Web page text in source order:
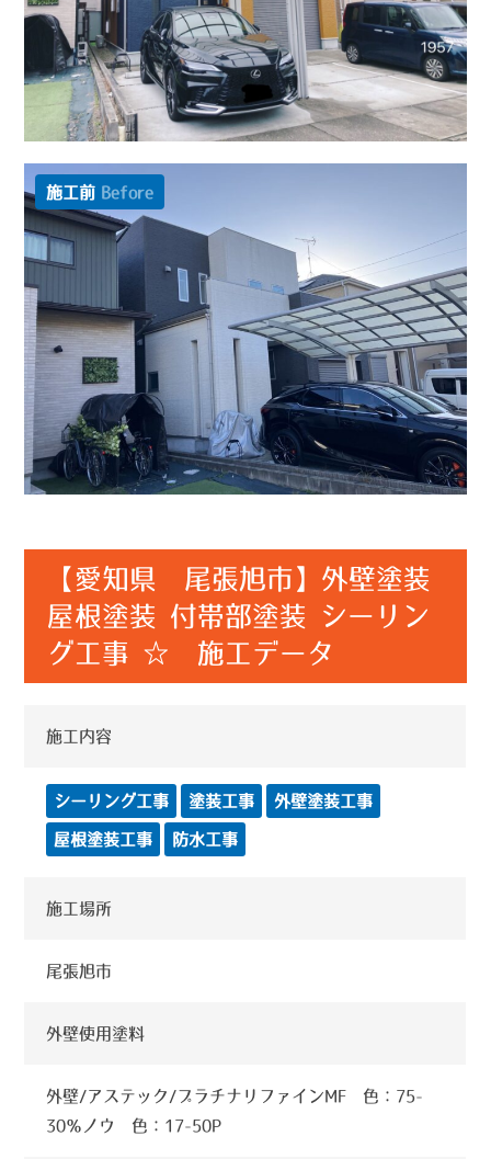
施工前 Before
【愛知県 尾張旭市】外壁塗装
屋根塗装 付帯部塗装 シーリン
グ工事 ☆ 施工データ
施工内容
シーリング工事 塗装工事 外壁塗装工事
屋根塗装工事 防水工事
施工場所
尾張旭市
外壁使用塗料
外壁/アステック/プラチナリファインMF 色：75-
30％ノウ 色：17-50P